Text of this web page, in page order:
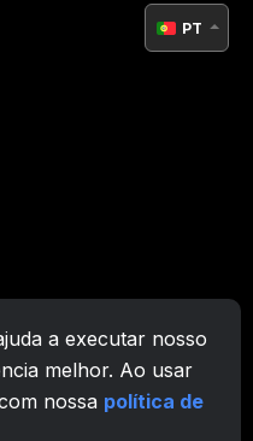
a executar nosso
melhor. Ao usar
nossa política de
PT